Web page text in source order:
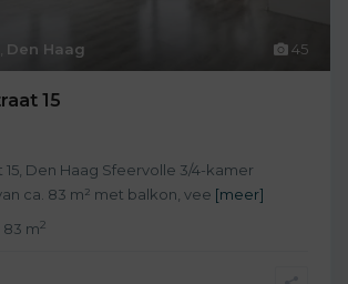
45
Den Haag
15
15, Den Haag Sfeervolle 3/4-kamer
ca. 83 m² met balkon, vee [meer]
83 m2